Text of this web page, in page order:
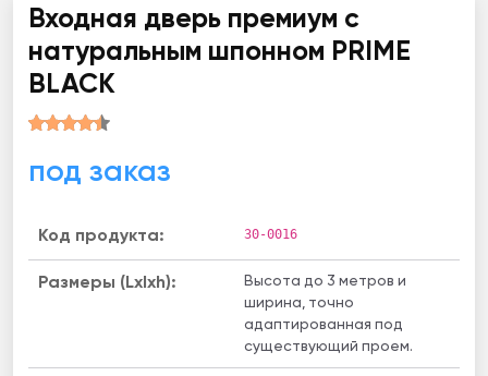
Входная дверь премиум с
натуральным шпонном PRIME
BLACK
под заказ
Код продукта: 30-0016
Размеры (Lxlxh):
Высота до 3 метров и
ширина, точно
адаптированная под
существующий проем.